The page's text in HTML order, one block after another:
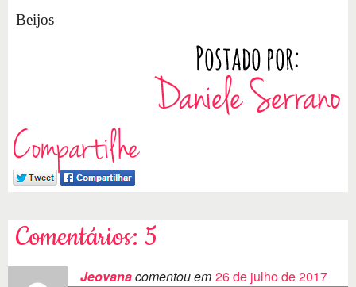
Beijos
Compartilhe
Comentários: 5
Jeovanacomentou em 26 de julho de 2017